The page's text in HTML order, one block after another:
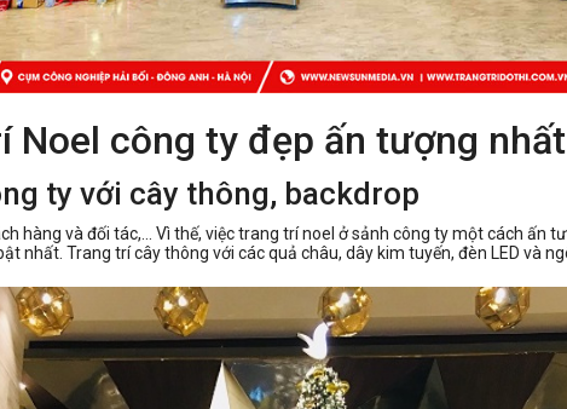
Noel công ty đẹp ấn tượng nhất
ty với cây thông, backdrop
hàng và đối tác,... Vì thế, việc trang trí noel ở sảnh công ty một cách ấn
nhất. Trang trí cây thông với các quả châu, dây kim tuyến, đèn LED và